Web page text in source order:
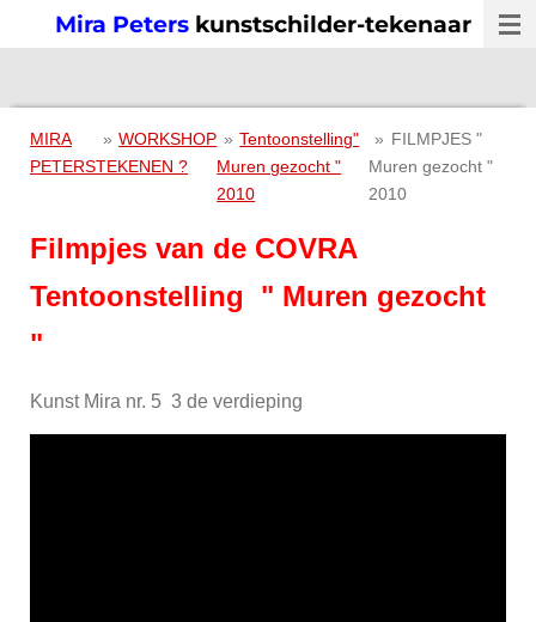
direct
de
hoofdinhoud
Mira Peters kunstschilder-tekenaar
MIRA
PETERS
» WORKSHOP
TEKENEN ?
» Tentoonstelling"
Muren gezocht "
2010
» FILMPJES "
Muren gezocht "
2010
Filmpjes van de COVRA
Tentoonstelling " Muren gezocht
"
Kunst Mira nr. 5 3 de verdieping